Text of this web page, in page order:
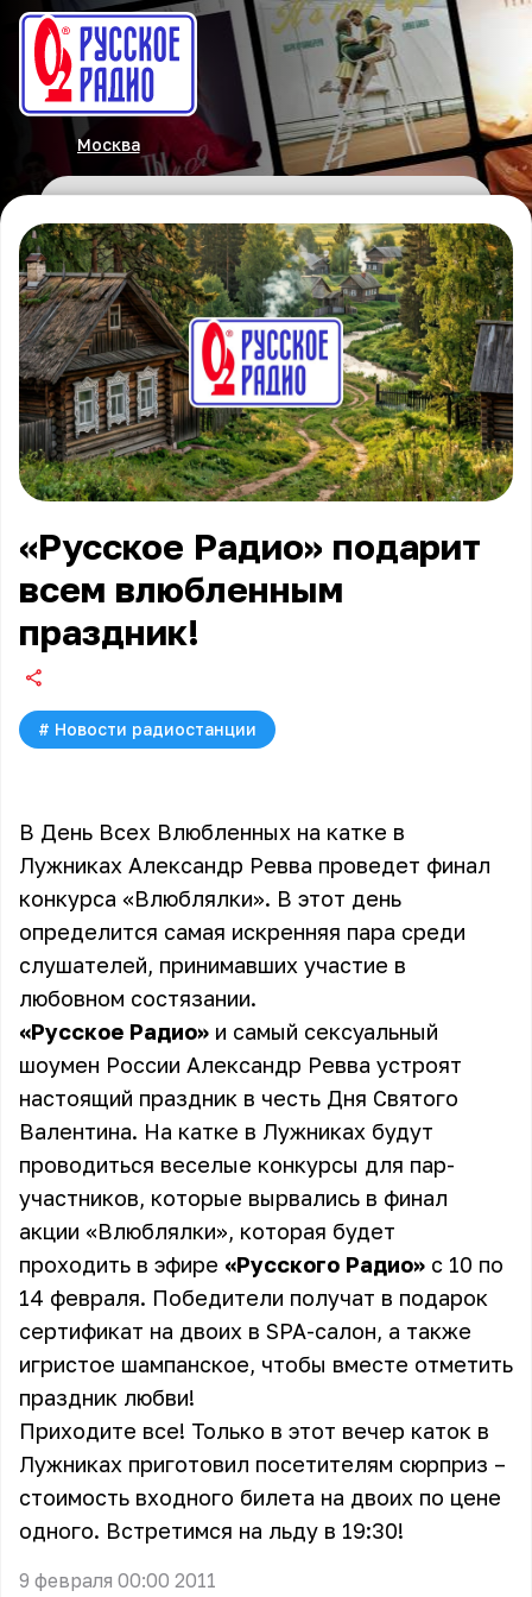
Москва
«Русское Радио» подарит
всем влюбленным
праздник!
# Новости радиостанции
В День Всех Влюбленных на катке в
Лужниках Александр Ревва проведет финал
конкурса «Влюблялки». В этот день
определится самая искренняя пара среди
слушателей, принимавших участие в
любовном состязании.
«Русское Радио» и самый сексуальный
шоумен России Александр Ревва устроят
настоящий праздник в честь Дня Святого
Валентина. На катке в Лужниках будут
проводиться веселые конкурсы для пар-
участников, которые вырвались в финал
акции «Влюблялки», которая будет
проходить в эфире «Русского Радио» с 10 по
14 февраля. Победители получат в подарок
сертификат на двоих в SPA-салон, а также
игристое шампанское, чтобы вместе отметить
праздник любви!
Приходите все! Только в этот вечер каток в
Лужниках приготовил посетителям сюрприз –
стоимость входного билета на двоих по цене
одного. Встретимся на льду в 19:30!
9 февраля 00:00 2011